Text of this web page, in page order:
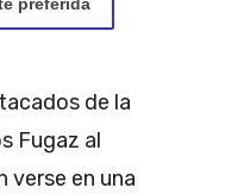
de la
Fugaz al
verse en una